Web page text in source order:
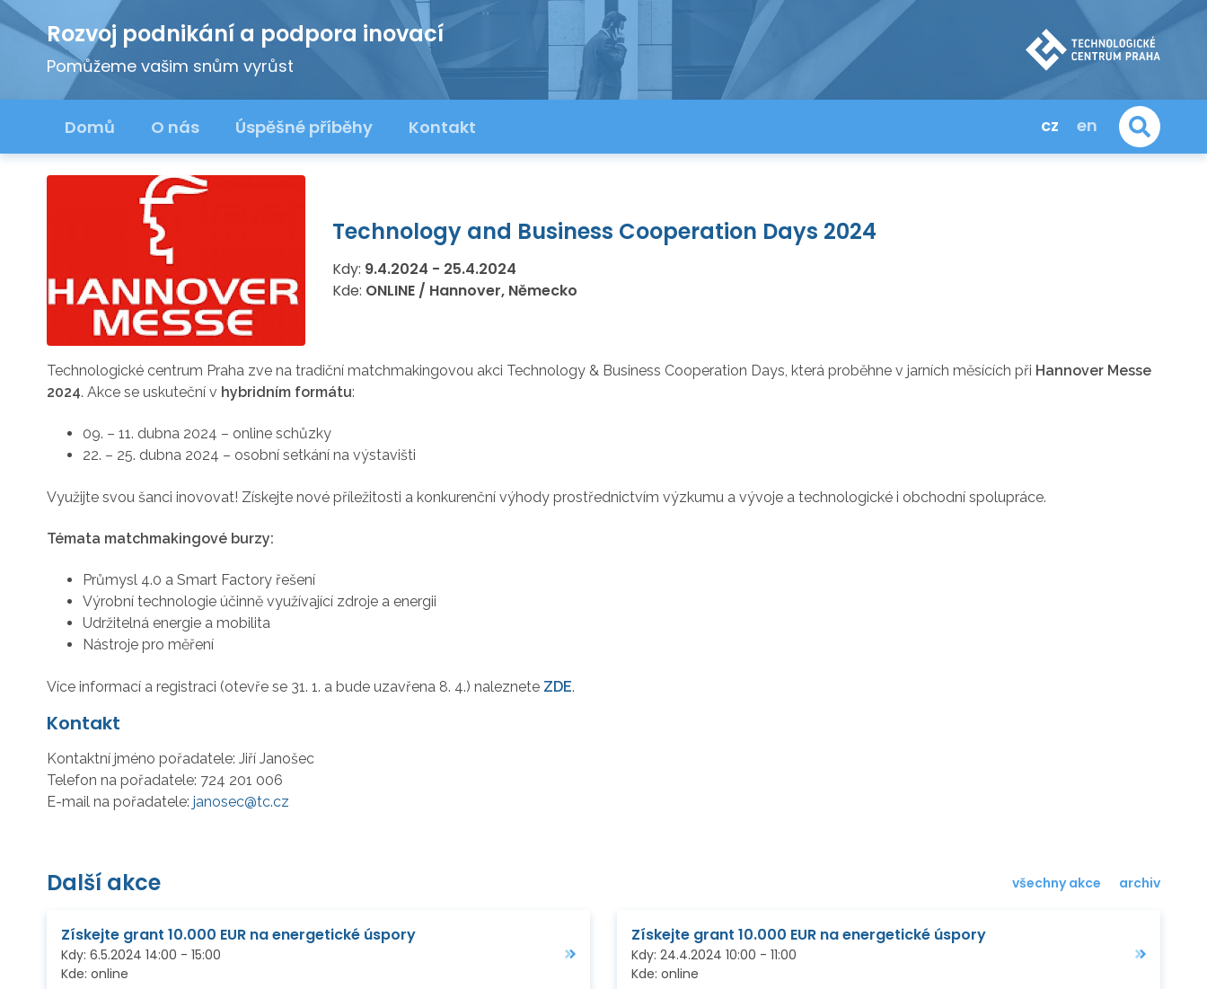
Rozvoj podnikání a podpora inovací
Pomůžeme vašim snům vyrůst
Domů O nás Úspěšné příběhy Kontakt cz en
Technology and Business Cooperation Days 2024
Kdy: 9.4.2024 - 25.4.2024
Kde: ONLINE / Hannover, Německo
Technologické centrum Praha zve na tradiční matchmakingovou akci Technology & Business Cooperation Days, která proběhne v jarních měsících při Hannover Messe
2024. Akce se uskuteční v hybridním formátu:
09. – 11. dubna 2024 – online schůzky
22. – 25. dubna 2024 – osobní setkání na výstavišti
Využijte svou šanci inovovat! Získejte nové příležitosti a konkurenční výhody prostřednictvím výzkumu a vývoje a technologické i obchodní spolupráce.
Témata matchmakingové burzy:
Průmysl 4.0 a Smart Factory řešení
Výrobní technologie účinně využívající zdroje a energii
Udržitelná energie a mobilita
Nástroje pro měření
Více informací a registraci (otevře se 31. 1. a bude uzavřena 8. 4.) naleznete ZDE.
Kontakt
Kontaktní jméno pořadatele: Jiří Janošec
Telefon na pořadatele: 724 201 006
E-mail na pořadatele: janosec@tc.cz
Další akce všechny akce archiv
Získejte grant 10.000 EUR na energetické úspory
Kdy: 6.5.2024 14:00 - 15:00
Kde: online
Získejte grant 10.000 EUR na energetické úspory
Kdy: 24.4.2024 10:00 - 11:00
Kde: online